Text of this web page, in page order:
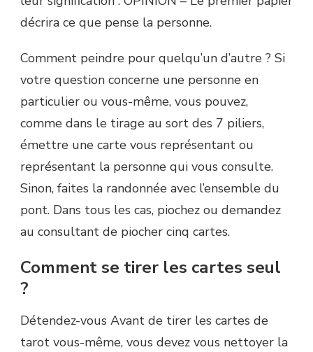
décrira ce que pense la personne.
Comment peindre pour quelqu’un d’autre ? Si
votre question concerne une personne en
particulier ou vous-même, vous pouvez,
comme dans le tirage au sort des 7 piliers,
émettre une carte vous représentant ou
représentant la personne qui vous consulte.
Sinon, faites la randonnée avec l’ensemble du
pont. Dans tous les cas, piochez ou demandez
au consultant de piocher cinq cartes.
Comment se tirer les cartes seul
?
Détendez-vous Avant de tirer les cartes de
tarot vous-même, vous devez vous nettoyer la